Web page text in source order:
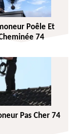
Poêle Et
74
Pas Cher 74